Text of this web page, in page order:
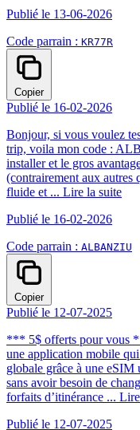
Publié le 13-06-2026
Code parrain : KR77R
Copier
Publié le 16-02-2026
Bonjour, si vous voulez
trip, voila mon code :
installer et le gros
(contrairement aux autres
fluide et ... Lire la suite
Publié le 16-02-2026
Code parrain : ALBANZIU
Copier
Publié le 12-07-2025
*** 5$ offerts pour vous
une application mobile
globale grâce à une eSIM
sans avoir besoin de
forfaits d’itinérance ...
Publié le 12-07-2025